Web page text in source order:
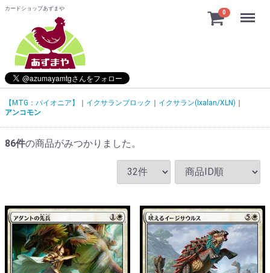
カードショップあずまや
0 Menu
【MTG：パイオニア】 イクサランブロック
イクサラン(Ixalan/XLN)
アンコモン
86件の商品がみつかりました。